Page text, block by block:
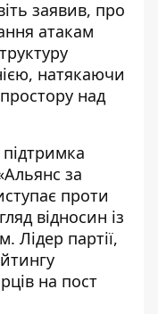
заявив, про
атакам
натякаючи
над
підтримка
Альянс за
проти
відносин із
Лідер партії,
на пост